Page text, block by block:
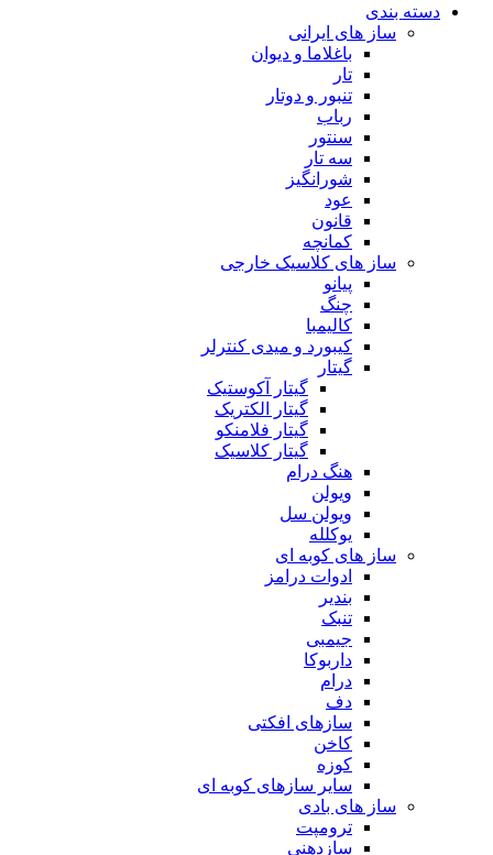
دسته بندی
ساز های ایرانی
باغلاما و دیوان
تار
تنبور و دوتار
رباب
سنتور
سه تار
شورانگیز
عود
قانون
کمانچه
ساز های کلاسیک خارجی
پیانو
چنگ
کالیمبا
کیبورد و میدی کنترلر
گیتار
گیتار آکوستیک
گیتار الکتریک
گیتار فلامنکو
گیتار کلاسیک
هنگ درام
ویولن
ویولن سل
یوکلله
ساز های کوبه ای
ادوات درامز
بندیر
تنبک
جیمبی
داربوکا
درام
دف
سازهای افکتی
کاخن
کوزه
سایر سازهای کوبه ای
ساز های بادی
ترومپت
سازدهنی